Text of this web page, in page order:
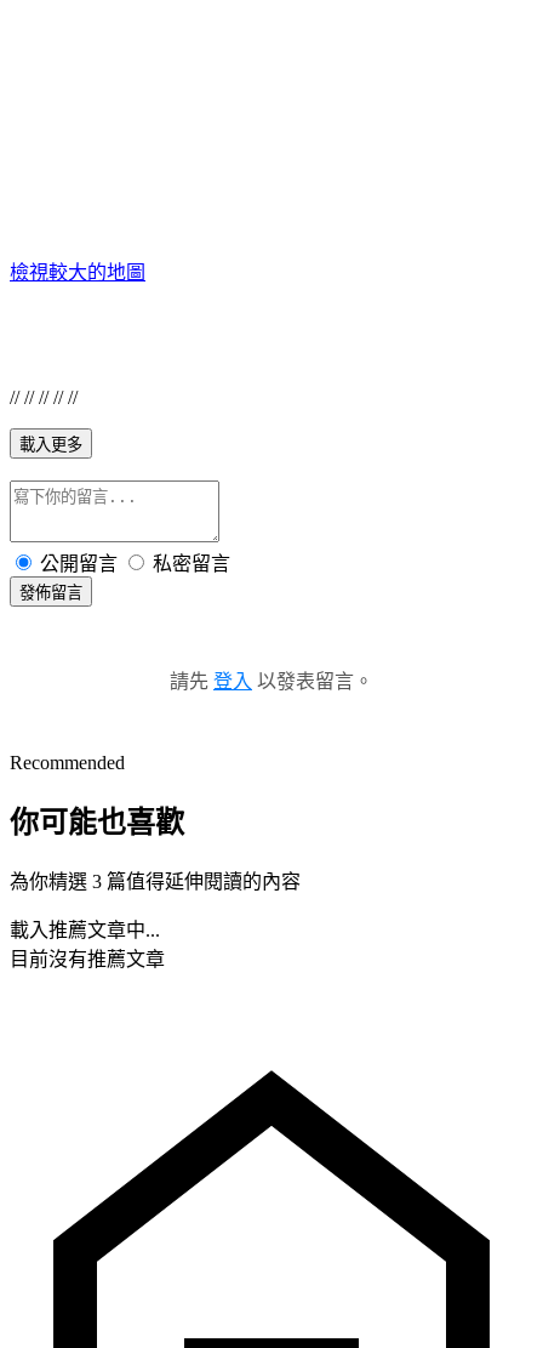
檢視較大的地圖
// // // // //
載入更多
公開留言 私密留言
發佈留言
請先 登入 以發表留言。
Recommended
你可能也喜歡
為你精選 3 篇值得延伸閱讀的內容
載入推薦文章中...
目前沒有推薦文章